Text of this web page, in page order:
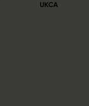
UKCA